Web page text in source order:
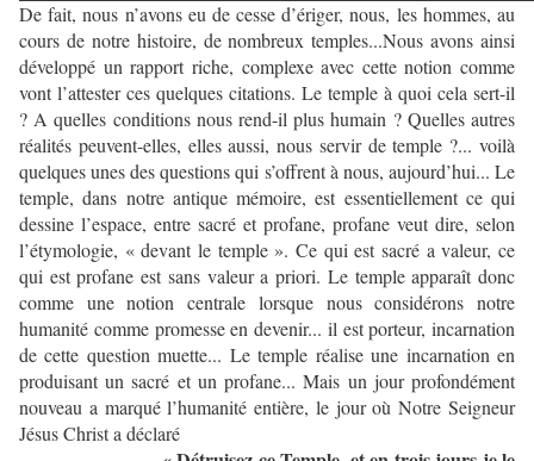
De fait, nous n’avons eu de cesse d’ériger, nous, les hommes, au
cours de notre histoire, de nombreux temples...Nous avons ainsi
développé un rapport riche, complexe avec cette notion comme
vont l’attester ces quelques citations. Le temple à quoi cela sert-il
? A quelles conditions nous rend-il plus humain ? Quelles autres
réalités peuvent-elles, elles aussi, nous servir de temple ?... voilà
quelques unes des questions qui s’offrent à nous, aujourd’hui... Le
temple, dans notre antique mémoire, est essentiellement ce qui
dessine l’espace, entre sacré et profane, profane veut dire, selon
l’étymologie, « devant le temple ». Ce qui est sacré a valeur, ce
qui est profane est sans valeur a priori. Le temple apparaît donc
comme une notion centrale lorsque nous considérons notre
humanité comme promesse en devenir... il est porteur, incarnation
de cette question muette... Le temple réalise une incarnation en
produisant un sacré et un profane... Mais un jour profondément
nouveau a marqué l’humanité entière, le jour où Notre Seigneur
Jésus Christ a déclaré